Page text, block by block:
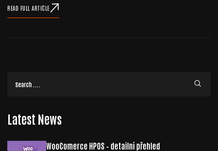
READ FULL ARTICLE
Latest News
WooComerce HPOS – detailní přehled